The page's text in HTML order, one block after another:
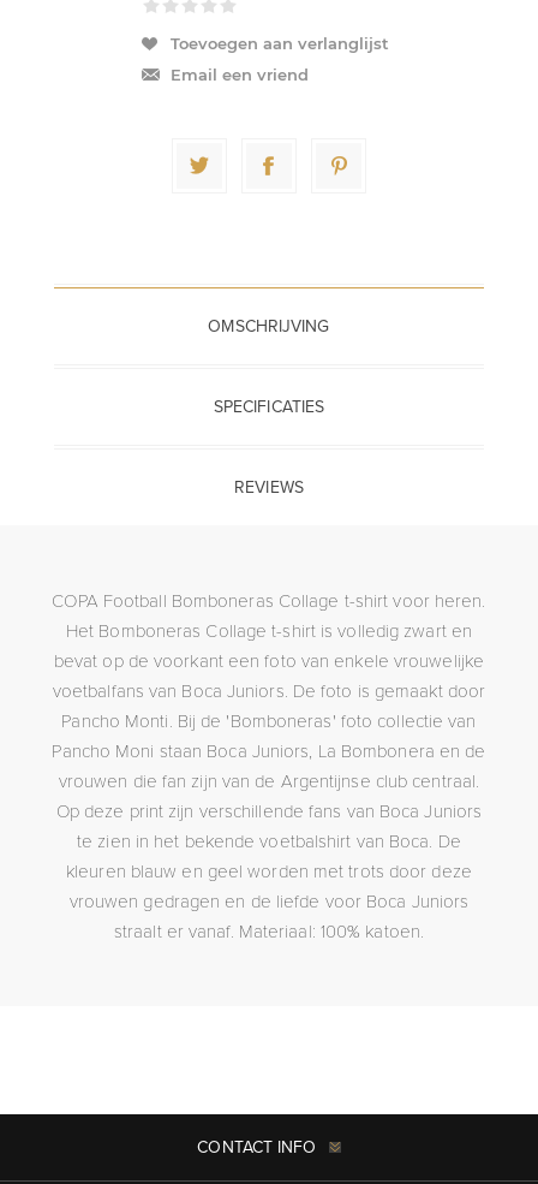
Toevoegen aan verlanglijst
Email een vriend
OMSCHRIJVING
SPECIFICATIES
REVIEWS
COPA Football Bomboneras Collage t-shirt voor heren.
Het Bomboneras Collage t-shirt is volledig zwart en
bevat op de voorkant een foto van enkele vrouwelijke
voetbalfans van Boca Juniors. De foto is gemaakt door
Pancho Monti. Bij de 'Bomboneras' foto collectie van
Pancho Moni staan Boca Juniors, La Bombonera en de
vrouwen die fan zijn van de Argentijnse club centraal.
Op deze print zijn verschillende fans van Boca Juniors
te zien in het bekende voetbalshirt van Boca. De
kleuren blauw en geel worden met trots door deze
vrouwen gedragen en de liefde voor Boca Juniors
straalt er vanaf. Materiaal: 100% katoen.
CONTACT INFO